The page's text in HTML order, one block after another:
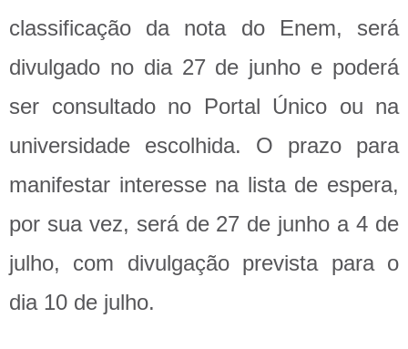
classificação da nota do Enem, será
divulgado no dia 27 de junho e poderá
ser consultado no Portal Único ou na
universidade escolhida. O prazo para
manifestar interesse na lista de espera,
por sua vez, será de 27 de junho a 4 de
julho, com divulgação prevista para o
dia 10 de julho.